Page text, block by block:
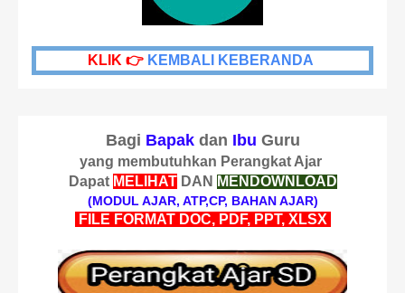
KLIK 👉 KEMBALI KEBERANDA
Bagi Bapakdan Ibu Guru
yang membutuhkan Perangkat Ajar
Dapat MELIHATDAN MENDOWNLOAD
(MODUL AJAR, ATP,CP, BAHAN AJAR)
FILE FORMAT DOC, PDF, PPT, XLSX